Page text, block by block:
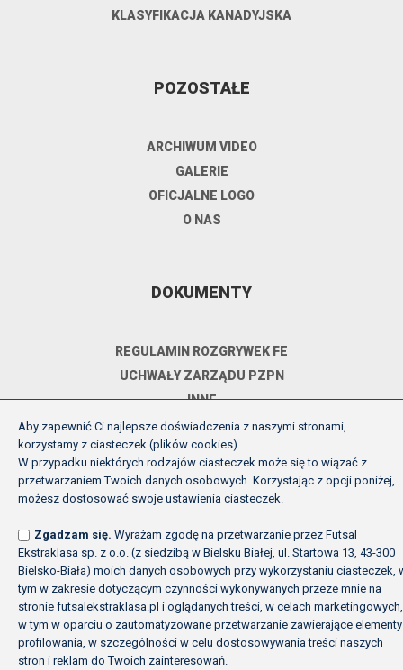
KLASYFIKACJA KANADYJSKA
POZOSTAŁE
ARCHIWUM VIDEO
GALERIE
OFICJALNE LOGO
O NAS
DOKUMENTY
REGULAMIN ROZGRYWEK FE
UCHWAŁY ZARZĄDU PZPN
INNE
POLITYKA PRYWATNOŚCI
Copyright (c) Futsal Ekstraklasa 2026
Aby zapewnić Ci najlepsze doświadczenia z naszymi stronami,
korzystamy z ciasteczek (plików cookies).
W przypadku niektórych rodzajów ciasteczek może się to wiązać z
przetwarzaniem Twoich danych osobowych. Korzystając z opcji poniżej,
możesz dostosować swoje ustawienia ciasteczek.
Zgadzam się. Wyrażam zgodę na przetwarzanie przez Futsal
Ekstraklasa sp. z o.o. (z siedzibą w Bielsku Białej, ul. Startowa 13, 43-300
Bielsko-Biała) moich danych osobowych przy wykorzystaniu ciasteczek,
tym w zakresie dotyczącym czynności wykonywanych przeze mnie na
stronie futsalekstraklasa.pl i oglądanych treści, w celach marketingowych,
w tym w oparciu o zautomatyzowane przetwarzanie zawierające elementy
profilowania, w szczególności w celu dostosowywania treści naszych
stron i reklam do Twoich zainteresowań.